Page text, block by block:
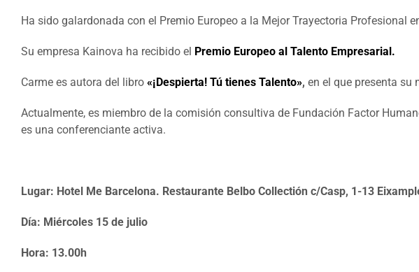
Ha sido galardonada con el Premio Europeo a la Mejor Trayectoria Profesional
Su empresa Kainova ha recibido el Premio Europeo al Talento Empresarial.
Carme es autora del libro «¡Despierta! Tú tienes Talento», en el que presenta su
Actualmente, es miembro de la comisión consultiva de Fundación Factor
es una conferenciante activa.
Lugar: Hotel Me Barcelona. Restaurante Belbo Collectión c/Casp, 1-13
Día: Miércoles 15 de julio
Hora: 13.00h